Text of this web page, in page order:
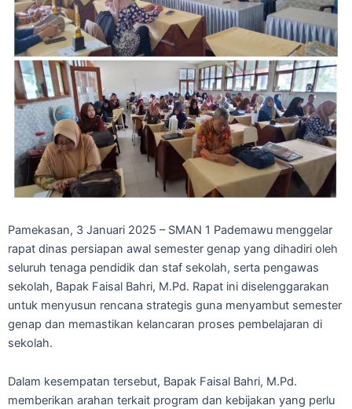
Pamekasan, 3 Januari 2025 – SMAN 1 Pademawu menggelar
rapat dinas persiapan awal semester genap yang dihadiri oleh
seluruh tenaga pendidik dan staf sekolah, serta pengawas
sekolah, Bapak Faisal Bahri, M.Pd. Rapat ini diselenggarakan
untuk menyusun rencana strategis guna menyambut semester
genap dan memastikan kelancaran proses pembelajaran di
sekolah.
Dalam kesempatan tersebut, Bapak Faisal Bahri, M.Pd.
memberikan arahan terkait program dan kebijakan yang perlu